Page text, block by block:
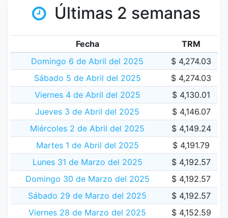
Últimas 2 semanas
Fecha
TRM
Domingo 6 de Abril del 2025
$ 4,274.03
Sábado 5 de Abril del 2025
$ 4,274.03
Viernes 4 de Abril del 2025
$ 4,130.01
Jueves 3 de Abril del 2025
$ 4,146.07
Miércoles 2 de Abril del 2025
$ 4,149.24
Martes 1 de Abril del 2025
$ 4,191.79
Lunes 31 de Marzo del 2025
$ 4,192.57
Domingo 30 de Marzo del 2025
$ 4,192.57
Sábado 29 de Marzo del 2025
$ 4,192.57
Viernes 28 de Marzo del 2025
$ 4,152.59